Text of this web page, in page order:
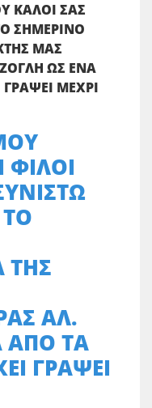
ΚΑΛΟΙ ΣΑΣ
ΣΗΜΕΡΙΝΟ
ΜΑΣ
ΩΣ ΕΝΑ
ΜΕΧΡΙ
ΑΛ.
ΑΠΟ ΤΑ
ΓΡΑΨΕΙ